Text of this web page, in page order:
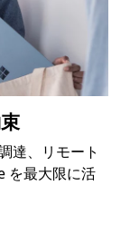
達、リモート
を最大限に活